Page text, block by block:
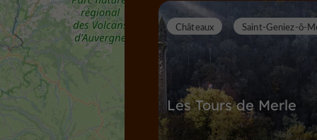
Les Tours de Merle
Châteaux Saint-Geniez-ô-